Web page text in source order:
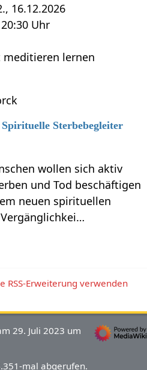
16.12.2026
Uhr
lernen
Spirituelle Sterbebegleiter
wollen sich aktiv
und Tod beschäftigen
neuen spirituellen
RSS-Erweiterung verwenden
29. Juli 2023 um
mal abgerufen.